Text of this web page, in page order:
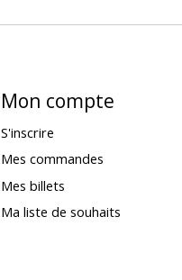
Mon compte
S'inscrire
Mes commandes
Mes billets
Ma liste de souhaits